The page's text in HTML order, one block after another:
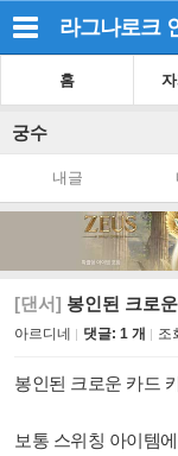
라그나로크
홈
궁수
내글
[댄서] 봉인된 크로
아르디네 댓글: 1 개 조
봉인된 크로운 카드
보통 스위칭 아이템